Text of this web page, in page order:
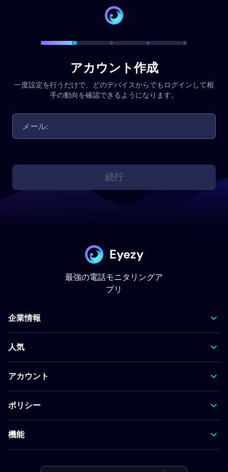
アカウント作成
一度設定を行うだけで、どのデバイスからでもログインして相
手の動向を確認できるようになります。
続行
Eyezy
最強の電話モニタリングア
プリ
企業情報
人気
アカウント
ポリシー
機能